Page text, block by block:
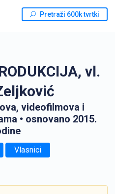
Pretraži 600k tvrtki
vl.
videofilmova i
• osnovano 2015.
Vlasnici